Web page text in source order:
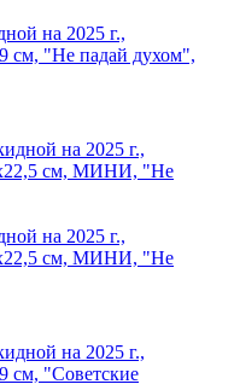
на 2025 г.,
см, "Не падай духом",
на 2025 г.,
см, МИНИ, "Не